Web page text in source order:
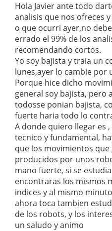
Hola Javier ante todo
analisis que nos ofreces
o que ocurri ayer,no
errado el 99% de los
recomendando cortos.
Yo soy bajista y traia un
lunes,ayer lo cambie por
Porque hice dicho
general soy bajista, pero
todosse ponian bajista,
fuerte haria todo lo
A donde quiero llegar es
tecnico y fundamental,
que los movimientos
producidos por unos
mano fuerte, si se
encontraras los mismos
indices y al mismo
ahora toca tambien
de los robots, y los
un saludo y animo